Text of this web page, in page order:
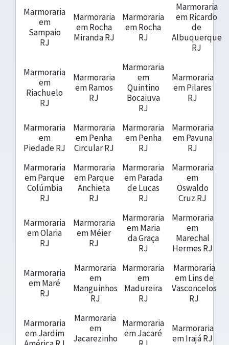
Marmoraria
em
Sampaio
RJ
Marmoraria
em Rocha
Miranda RJ
Marmoraria
em Rocha
RJ
Marmoraria
em Ricardo
de
Albuquerque
RJ
Marmoraria
em
Riachuelo
RJ
Marmoraria
em Ramos
RJ
Marmoraria
em
Quintino
Bocaiuva
RJ
Marmoraria
em Pilares
RJ
Marmoraria
em
Piedade RJ
Marmoraria
em Penha
Circular RJ
Marmoraria
em Penha
RJ
Marmoraria
em Pavuna
RJ
Marmoraria
em Parque
Colúmbia
RJ
Marmoraria
em Parque
Anchieta
RJ
Marmoraria
em Parada
de Lucas
RJ
Marmoraria
em
Oswaldo
Cruz RJ
Marmoraria
em Olaria
RJ
Marmoraria
em Méier
RJ
Marmoraria
em Maria
da Graça
RJ
Marmoraria
em
Marechal
Hermes RJ
Marmoraria
em Maré
RJ
Marmoraria
em
Manguinhos
RJ
Marmoraria
em
Madureira
RJ
Marmoraria
em Lins de
Vasconcelos
RJ
Marmoraria
em Jardim
Marmoraria
em
Jacarezinho
Marmoraria
em Jacaré
Marmoraria
em Irajá RJ